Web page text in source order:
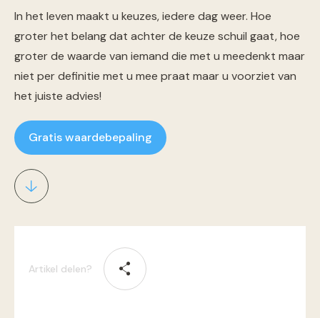
In het leven maakt u keuzes, iedere dag weer. Hoe
groter het belang dat achter de keuze schuil gaat, hoe
groter de waarde van iemand die met u meedenkt maar
niet per definitie met u mee praat maar u voorziet van
het juiste advies!
Gratis waardebepaling
Artikel delen?